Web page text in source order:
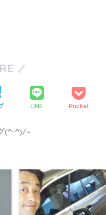
LINE Pocket
(^-^)/~